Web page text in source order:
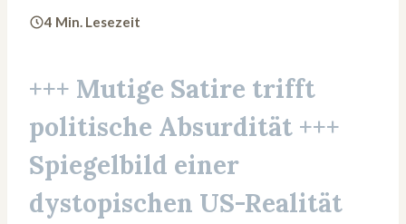
4 Min. Lesezeit
+++ Mutige Satire trifft
politische Absurdität +++
Spiegelbild einer
dystopischen US-Realität